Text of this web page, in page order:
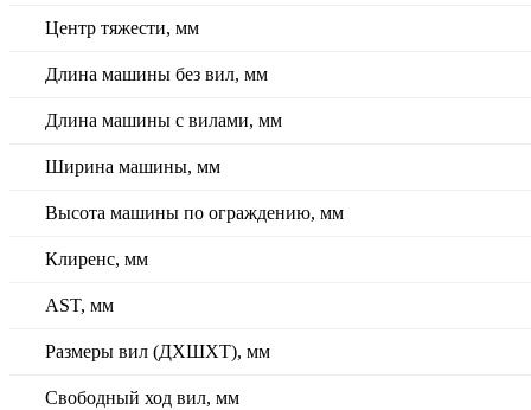
Центр тяжести, мм
Длина машины без вил, мм
Длина машины с вилами, мм
Ширина машины, мм
Высота машины по ограждению, мм
Клиренс, мм
AST, мм
Размеры вил (ДXШXТ), мм
Свободный ход вил, мм